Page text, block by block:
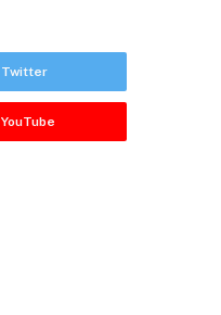
Twitter
YouTube